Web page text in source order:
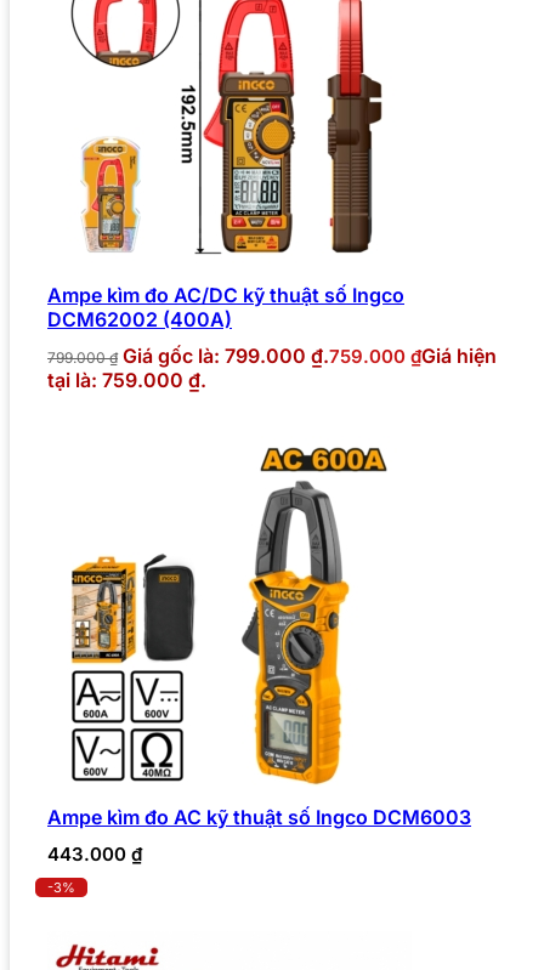
Ampe kìm đo AC/DC kỹ thuật số Ingco
DCM62002 (400A)
799.000₫ Giá gốc là: 799.000 ₫.759.000 ₫Giá hiện
tại là: 759.000 ₫.
Ampe kìm đo AC kỹ thuật số Ingco DCM6003
443.000 ₫
-3%